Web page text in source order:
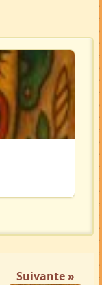
Suivante »